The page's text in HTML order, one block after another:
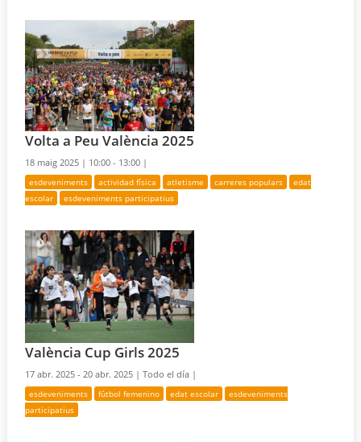
Volta a Peu València 2025
18 maig 2025 | 10:00 - 13:00 |
esdeveniments actividad física atletisme carreres populars
edat
escolar
esdeveniments participatius
València Cup Girls 2025
17 abr. 2025 - 20 abr. 2025 |Todo el día |
esdeveniments fútbol femenino edat escolar
esdeveniments
participatius